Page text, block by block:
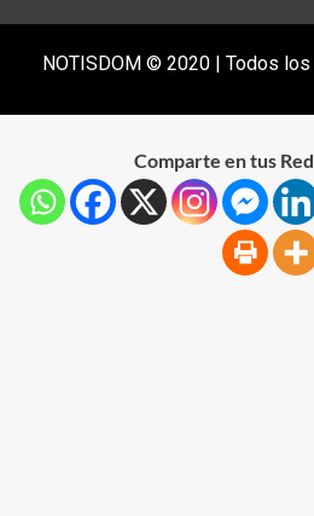
NOTISDOM © 2020 | Todos
Comparte en tus